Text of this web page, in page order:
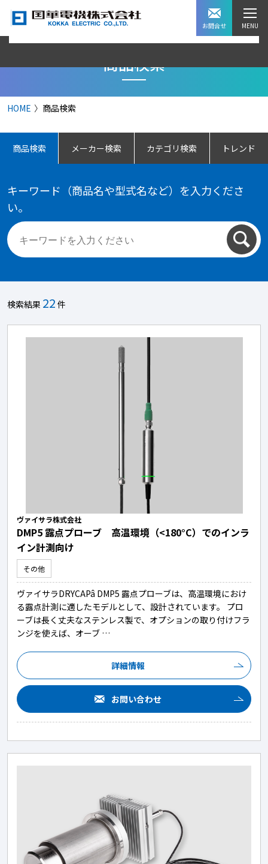
お問合せ
商品検索
HOME 商品検索
商品検索 メーカー検索 カテゴリ検索 トレンド
キーワード（商品名や型式名など）を入力くださ
い。
検索結果 22 件
ヴァイサラ株式会社
DMP5 露点プローブ 高温環境（<180°C）でのインラ
イン計測向け
その他
ヴァイサラDRYCAPâ DMP5 露点プローブは、高温環境におけ
る露点計測に適したモデルとして、設計されています。 プロ
ーブは長く丈夫なステンレス製で、オプションの取り付けフラ
ンジを使えば、オーブ …
詳細情報
お問い合わせ